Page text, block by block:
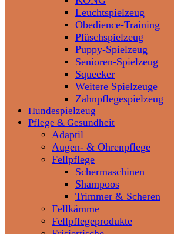
Leuchtspielzeug
Obedience-Training
Plüschspielzeug
Puppy-Spielzeug
Senioren-Spielzeug
Squeeker
Weitere Spielzeuge
Zahnpflegespielzeug
Hundespielzeug
Pflege & Gesundheit
Adaptil
Augen- & Ohrenpflege
Fellpflege
Schermaschinen
Shampoos
Trimmer & Scheren
Fellkämme
Fellpflegeprodukte